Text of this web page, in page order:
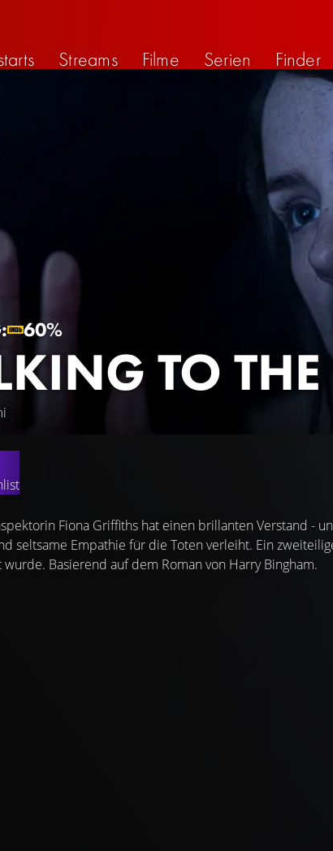
Streams Filme Serien Finder
60%
TO
Fiona Griffiths hat einen brillanten Verstand -
seltsame Empathie für die Toten verleiht. Ein
wurde. Basierend auf dem Roman von Harry Bingham.